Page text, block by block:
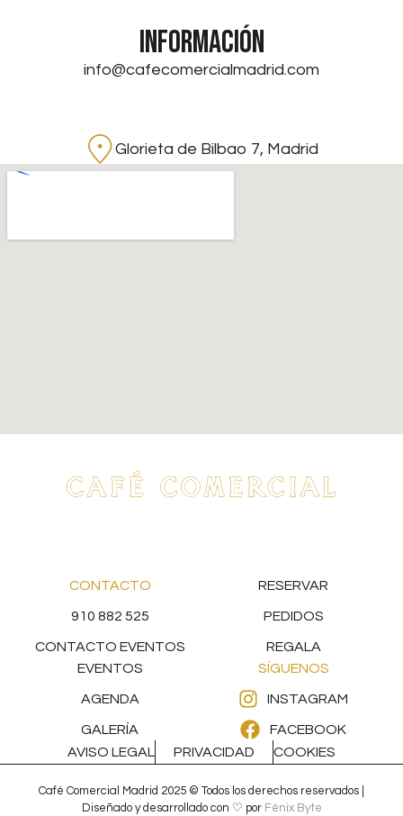
INFORMACIÓN
info@cafecomercialmadrid.com
Glorieta de Bilbao 7, Madrid
CONTACTO
910 882 525
CONTACTO EVENTOS
RESERVAR
PEDIDOS
REGALA
EVENTOS
AGENDA
GALERÍA
SÍGUENOS
INSTAGRAM
FACEBOOK
AVISO LEGAL
PRIVACIDAD COOKIES
Café Comercial Madrid 2025 © Todos los derechos reservados |
Diseñado y desarrollado con ♡ por Fénix Byte